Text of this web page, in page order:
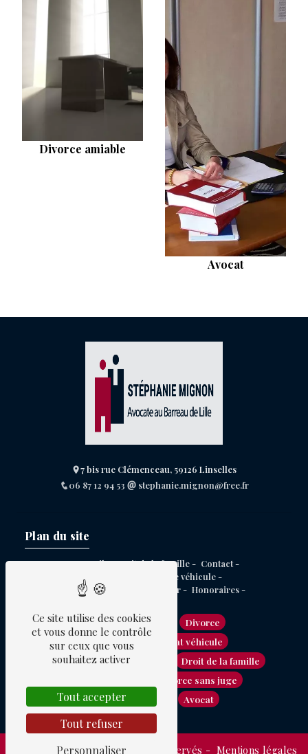
Divorce amiable
Avocat
7 bis rue Clémenceau, 59126 Linselles
06 87 12 94 53
stephanie.mignon@free.fr
Plan du site
Accueil - Droit de la famille - Contact -
Contentieux achat de véhicule -
Droit du conflit immobilier - Honoraires -
Avocat immobilier
Divorce
Avocat en litige achat véhicule
Droit du conflit immobilier
Droit de la famille
Divorce sans juge
Divorce amiable
Avocat
Vistalid- 2026 - Tous droits réservés - Mentions légales
Ce site utilise des cookies
et vous donne le contrôle
sur ceux que vous
souhaitez activer
Tout accepter
Tout refuser
Personnaliser